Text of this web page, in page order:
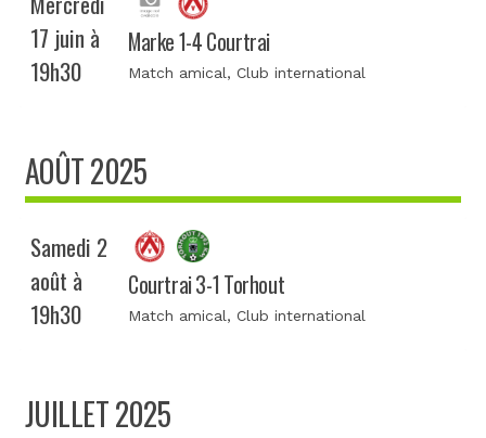
17 juin à
19h30
Marke 1-4 Courtrai
Match amical, Club international
AOÛT 2025
Samedi 2
août à
19h30
Courtrai 3-1 Torhout
Match amical, Club international
JUILLET 2025